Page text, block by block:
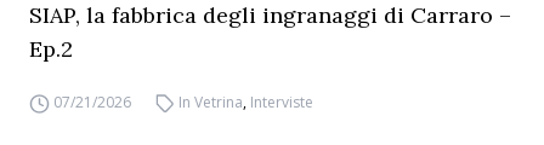
SIAP, la fabbrica degli ingranaggi di Carraro –
Ep.2
07/21/2026 In Vetrina, Interviste